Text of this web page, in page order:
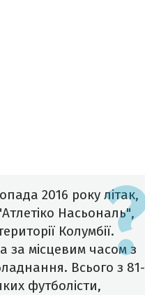
2016 року літак,
Насьональ",
Колумбії.
за місцевим часом з
Всього з 81-
футболісти,